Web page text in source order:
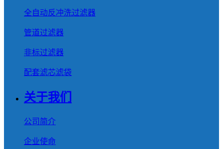
全自动反冲洗过滤器
管道过滤器
非标过滤器
配套滤芯滤袋
关于我们
公司简介
企业使命